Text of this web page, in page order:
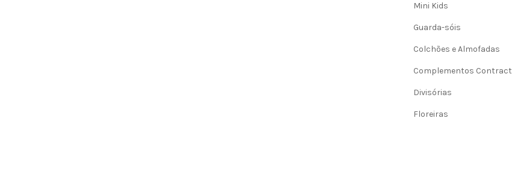
Mini Kids
Guarda-sóis
Colchões e Almofadas
Complementos Contract
Divisórias
Floreiras